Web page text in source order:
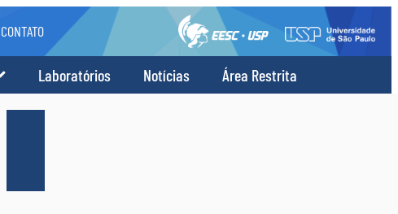
CONTATO
Laboratórios Notícias Área Restrita